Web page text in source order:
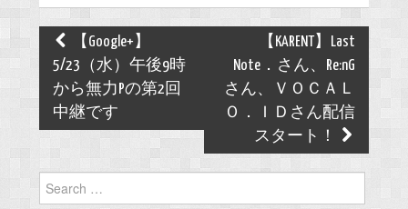
Post
navigation
【Google+】
5/23（水）午後9時
から無力Pの第2回
中継です
【KARENT】Last
Note．さん、Re:nG
さん、ＶＯＣＡＬ
Ｏ．ＩＤさん配信
スタート！
Search
for: